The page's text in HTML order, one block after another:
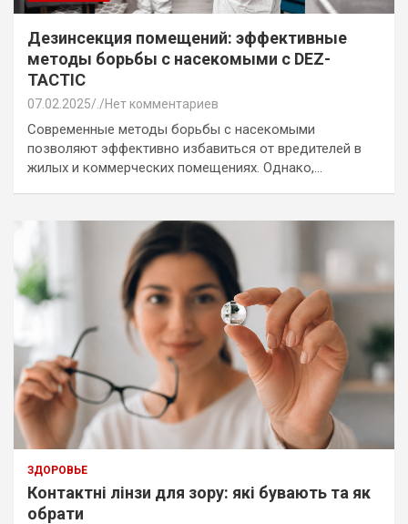
Дезинсекция помещений: эффективные
методы борьбы с насекомыми с DEZ-
TACTIC
07.02.2025 Нет комментариев
Современные методы борьбы с насекомыми
позволяют эффективно избавиться от вредителей в
жилых и коммерческих помещениях. Однако,…
ЗДОРОВЬЕ
Контактні лінзи для зору: які бувають та як
обрати